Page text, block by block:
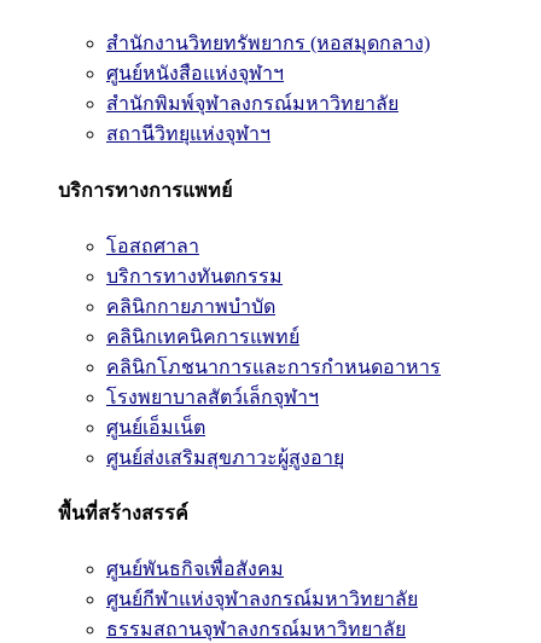
สำนักงานวิทยทรัพยากร (หอสมุดกลาง)
ศูนย์หนังสือแห่งจุฬาฯ
สำนักพิมพ์จุฬาลงกรณ์มหาวิทยาลัย
สถานีวิทยุแห่งจุฬาฯ
บริการทางการแพทย์
โอสถศาลา
บริการทางทันตกรรม
คลินิกกายภาพบำบัด
คลินิกเทคนิคการแพทย์
คลินิกโภชนาการและการกำหนดอาหาร
โรงพยาบาลสัตว์เล็กจุฬาฯ
ศูนย์เอ็มเน็ต
ศูนย์ส่งเสริมสุขภาวะผู้สูงอายุ
พื้นที่สร้างสรรค์
ศูนย์พันธกิจเพื่อสังคม
ศูนย์กีฬาแห่งจุฬาลงกรณ์มหาวิทยาลัย
ธรรมสถานจุฬาลงกรณ์มหาวิทยาลัย